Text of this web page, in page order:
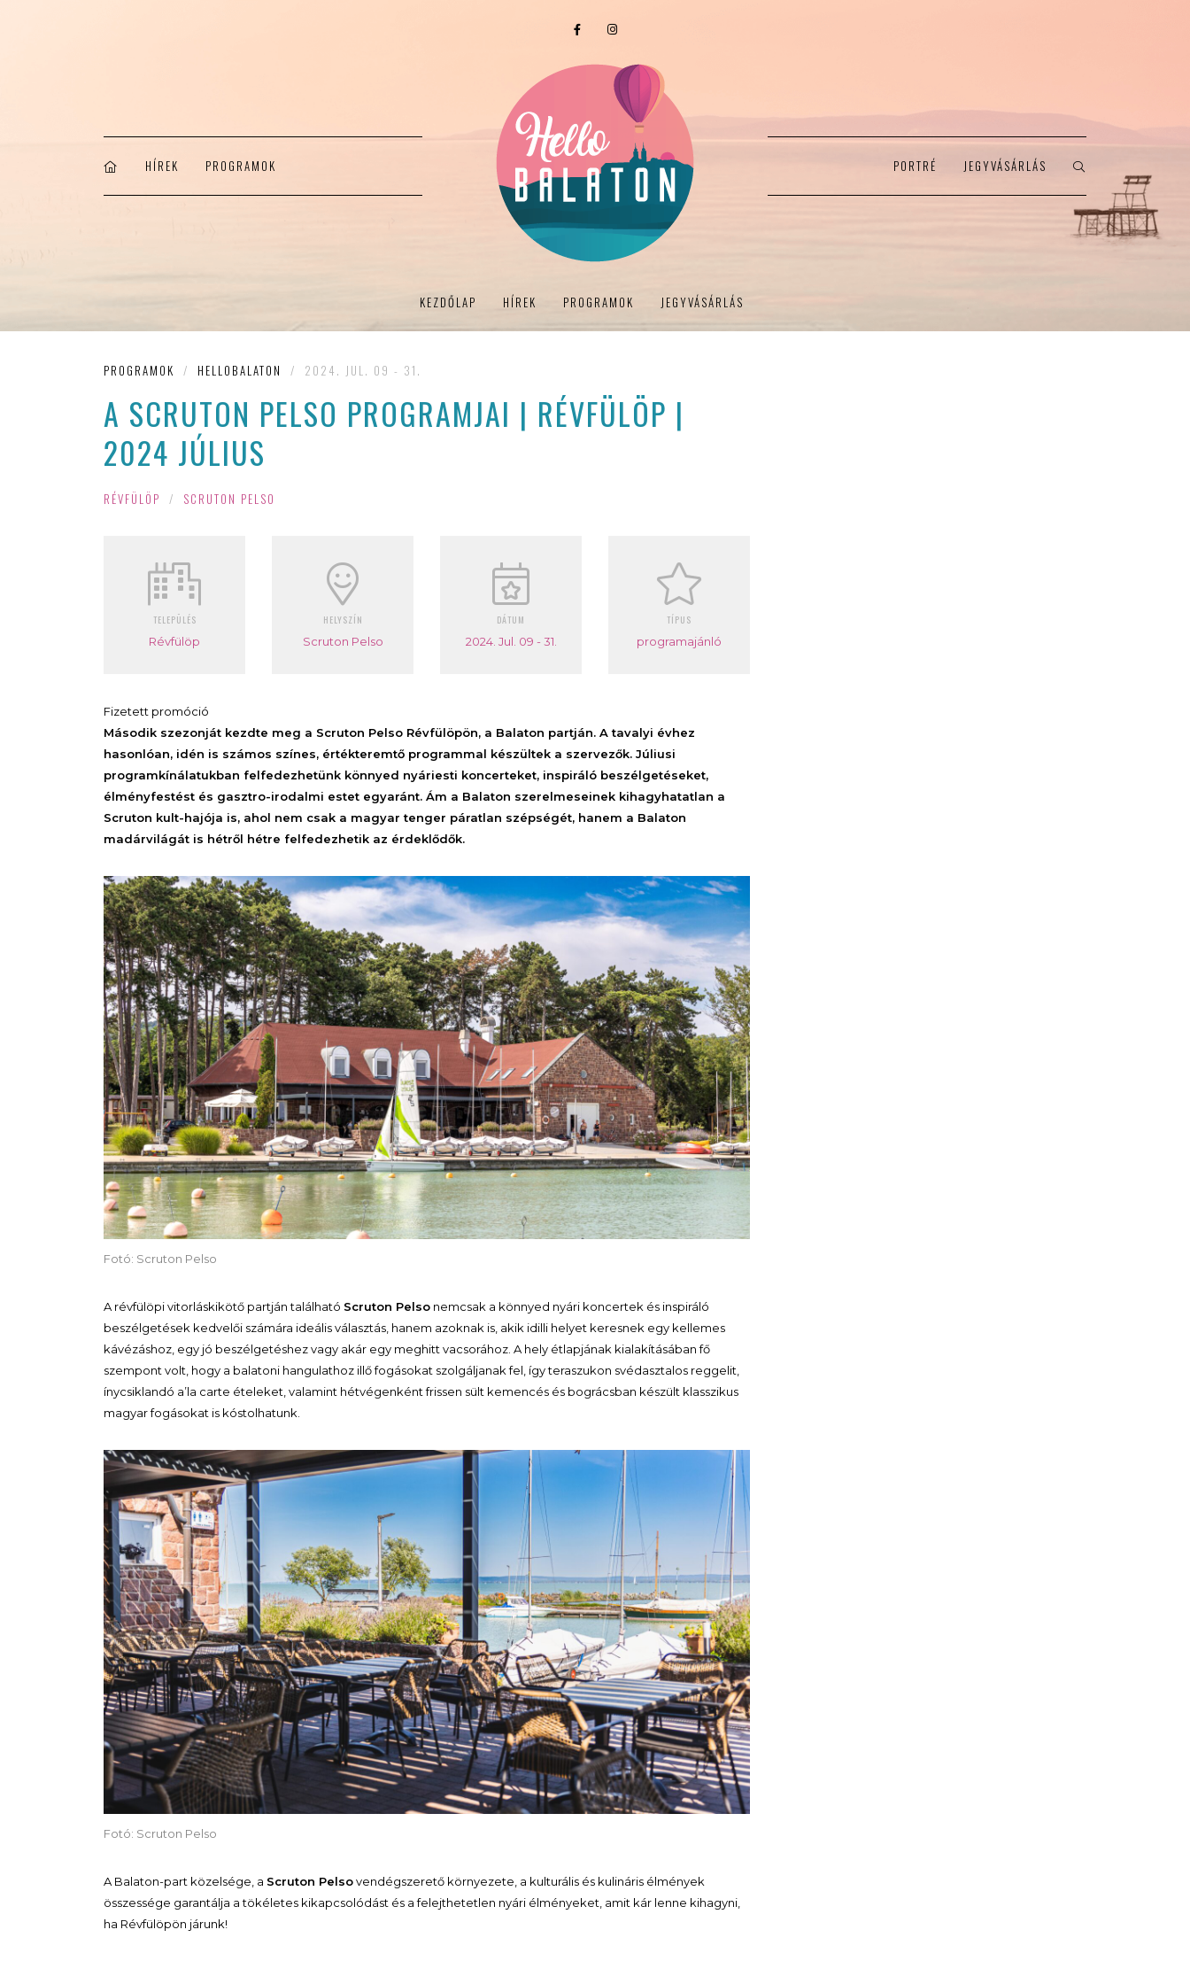
HÍREK PROGRAMOK PORTRÉ JEGYVÁSÁRLÁS
KEZDŐLAP HÍREK PROGRAMOK JEGYVÁSÁRLÁS
PROGRAMOK / HELLOBALATON / 2024. JUL. 09 - 31.
A SCRUTON PELSO PROGRAMJAI | RÉVFÜLÖP |
2024 JÚLIUS
RÉVFÜLÖP / SCRUTON PELSO
TELEPÜLÉS
Révfülöp
HELYSZÍN
Scruton Pelso
DÁTUM
2024. Jul. 09 - 31.
TÍPUS
programajánló
Fizetett promóció
Második szezonját kezdte meg a Scruton Pelso Révfülöpön, a Balaton partján. A tavalyi évhez
hasonlóan, idén is számos színes, értékteremtő programmal készültek a szervezők. Júliusi
programkínálatukban felfedezhetünk könnyed nyáriesti koncerteket, inspiráló beszélgetéseket,
élményfestést és gasztro-irodalmi estet egyaránt. Ám a Balaton szerelmeseinek kihagyhatatlan a
Scruton kult-hajója is, ahol nem csak a magyar tenger páratlan szépségét, hanem a Balaton
madárvilágát is hétről hétre felfedezhetik az érdeklődők.
Fotó: Scruton Pelso
A révfülöpi vitorláskikötő partján található Scruton Pelso nemcsak a könnyed nyári koncertek és inspiráló
beszélgetések kedvelői számára ideális választás, hanem azoknak is, akik idilli helyet keresnek egy kellemes
kávézáshoz, egy jó beszélgetéshez vagy akár egy meghitt vacsorához. A hely étlapjának kialakításában fő
szempont volt, hogy a balatoni hangulathoz illő fogásokat szolgáljanak fel, így teraszukon svédasztalos reggelit,
ínycsiklandó a’la carte ételeket, valamint hétvégenként frissen sült kemencés és bográcsban készült klasszikus
magyar fogásokat is kóstolhatunk.
Fotó: Scruton Pelso
A Balaton-part közelsége, a Scruton Pelsovendégszerető környezete, a kulturális és kulináris élmények
összessége garantálja a tökéletes kikapcsolódást és a felejthetetlen nyári élményeket, amit kár lenne kihagyni,
ha Révfülöpön járunk!